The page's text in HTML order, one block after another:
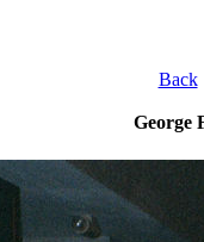
Back
George